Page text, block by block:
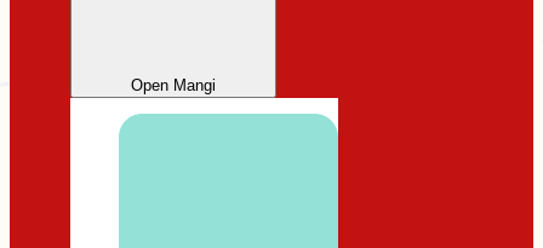
Open Mangi